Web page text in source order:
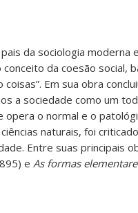
da sociologia
da coesão social,
Em sua obra
a sociedade como um
opera o normal e o
naturais, foi
Entre suas principais
e As formas